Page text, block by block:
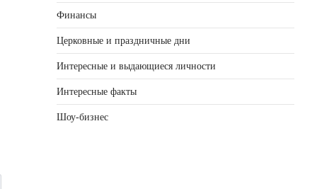
Финансы
Церковные и праздничные дни
Интересные и выдающиеся личности
Интересные факты
Шоу-бизнес